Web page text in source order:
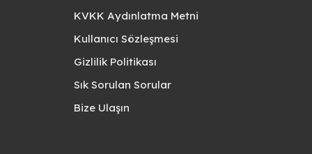
KVKK Aydınlatma Metni
Kullanıcı Sözleşmesi
Gizlilik Politikası
Sık Sorulan Sorular
Bize Ulaşın